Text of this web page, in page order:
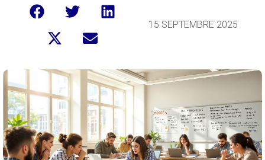
15 SEPTEMBRE 2025